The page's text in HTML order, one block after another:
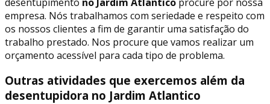
empresa. Nós trabalhamos com seriedade e respeito com
os nossos clientes a fim de garantir uma satisfação do
trabalho prestado. Nos procure que vamos realizar um
orçamento acessível para cada tipo de problema.
Outras atividades que exercemos além da
desentupidora no Jardim Atlantico